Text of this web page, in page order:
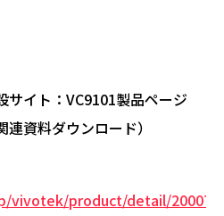
サイト：VC9101製品ページ
連資料ダウンロード）
vivotek/product/detail/